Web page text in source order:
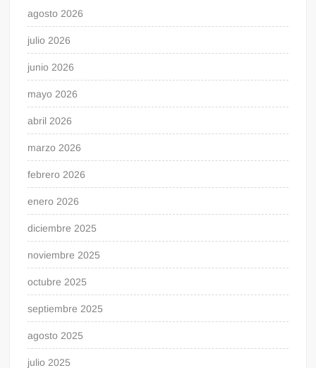
agosto 2026
julio 2026
junio 2026
mayo 2026
abril 2026
marzo 2026
febrero 2026
enero 2026
diciembre 2025
noviembre 2025
octubre 2025
septiembre 2025
agosto 2025
julio 2025